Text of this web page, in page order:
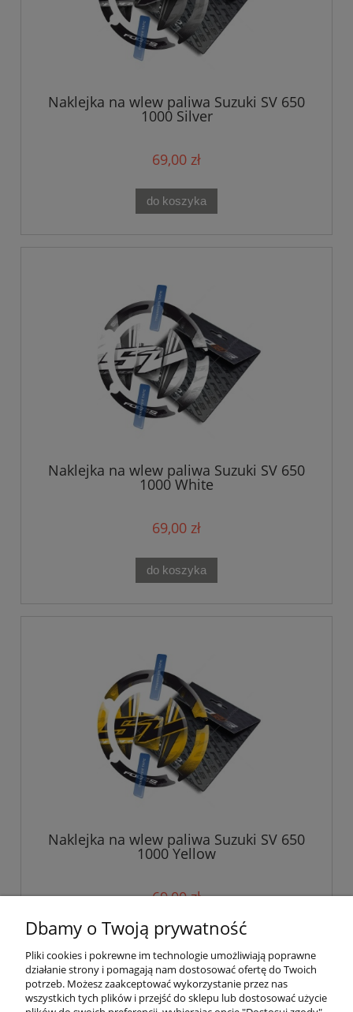
Naklejka na wlew paliwa Suzuki SV 650
1000 Silver
69,00 zł
do koszyka
Naklejka na wlew paliwa Suzuki SV 650
1000 White
69,00 zł
do koszyka
Naklejka na wlew paliwa Suzuki SV 650
1000 Yellow
69,00 zł
do koszyka
Pomoc
Dbamy o Twoją prywatność
Pliki cookies i pokrewne im technologie umożliwiają poprawne
działanie strony i pomagają nam dostosować ofertę do Twoich
potrzeb. Możesz zaakceptować wykorzystanie przez nas
wszystkich tych plików i przejść do sklepu lub dostosować użycie